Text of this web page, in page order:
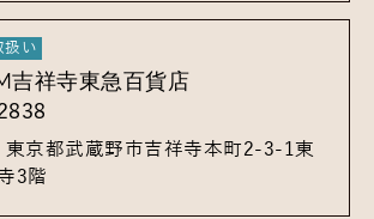
吉祥寺東急百貨店
東京都武蔵野市吉祥寺本町2-3-1東
3階